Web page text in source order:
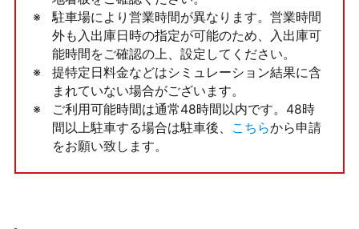
駐車場により営業時間が異なります。営業時間
外も入出庫日時の指定が可能のため、入出庫可
能時間をご確認の上、設定してください。
提特定日料金などはシミュレーション結果に含
まれていない場合がございます。
ご利用可能時間は通常48時間以内です。48時
間以上駐車する場合は駐車後、
こちらから申請
をお願い致します。